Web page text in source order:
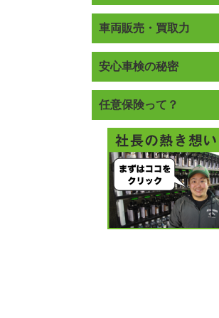
車両販売・買取力
安心車検の秘密
任意保険って？